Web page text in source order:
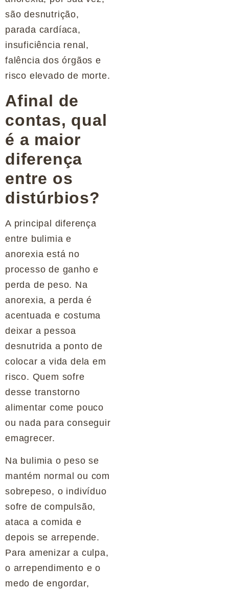
são desnutrição,
parada cardíaca,
insuficiência renal,
falência dos órgãos e
risco elevado de morte.
Afinal de
contas, qual
é a maior
diferença
entre os
distúrbios?
A principal diferença
entre bulimia e
anorexia está no
processo de ganho e
perda de peso. Na
anorexia, a perda é
acentuada e costuma
deixar a pessoa
desnutrida a ponto de
colocar a vida dela em
risco. Quem sofre
desse transtorno
alimentar come pouco
ou nada para conseguir
emagrecer.
Na bulimia o peso se
mantém normal ou com
sobrepeso, o indivíduo
sofre de compulsão,
ataca a comida e
depois se arrepende.
Para amenizar a culpa,
o arrependimento e o
medo de engordar,